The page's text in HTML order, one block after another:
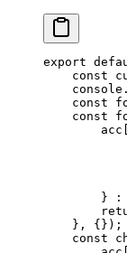
export
    const
    console.
    const
    const
        }
:
    }, {});
    const